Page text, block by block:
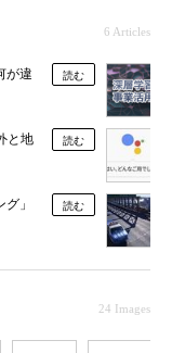
6 Articles
が違
読む
と地
読む
」
読む
24 Images